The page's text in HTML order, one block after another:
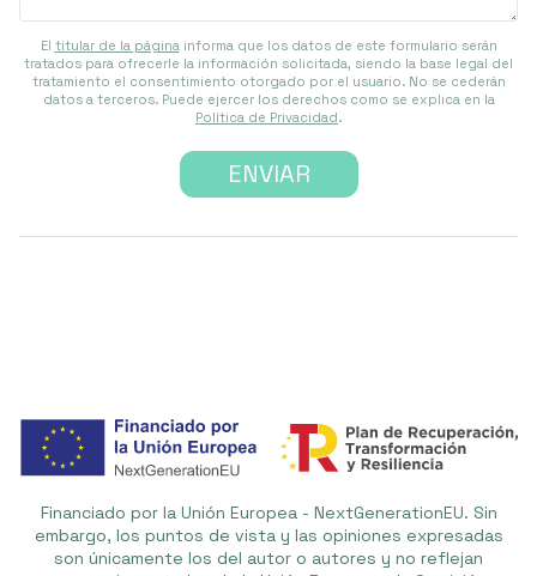
El titular de la página informa que los datos de este formulario serán
tratados para ofrecerle la información solicitada, siendo la base legal del
tratamiento el consentimiento otorgado por el usuario. No se cederán
datos a terceros. Puede ejercer los derechos como se explica en la
Política de Privacidad.
Financiado por la Unión Europea - NextGenerationEU. Sin
embargo, los puntos de vista y las opiniones expresadas
son únicamente los del autor o autores y no reflejan